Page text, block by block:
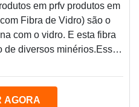
em prfv produtos em
Fibra de Vidro) são o
com o vidro. E esta fibra
de diversos minérios.Esse
em PRFV forem
AGORA